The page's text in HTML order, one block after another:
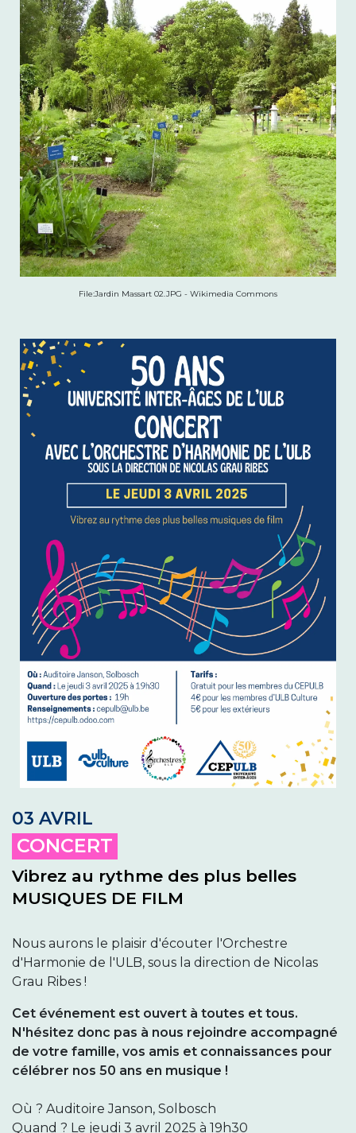
File:Jardin Massart 02.JPG - Wikimedia Commons
03 AVRIL
CONCERT
Vibrez au rythme des plus belles
MUSIQUES DE FILM
Nous aurons le plaisir d'écouter l'Orchestre
d'Harmonie de l'ULB, sous la direction de Nicolas
Grau Ribes !
Cet événement est ouvert à toutes et tous.
N'hésitez donc pas à nous rejoindre accompagné
de votre famille, vos amis et connaissances pour
célébrer nos 50 ans en musique !
Où ? Auditoire Janson, Solbosch
Quand ? Le jeudi 3 avril 2025 à 19h30